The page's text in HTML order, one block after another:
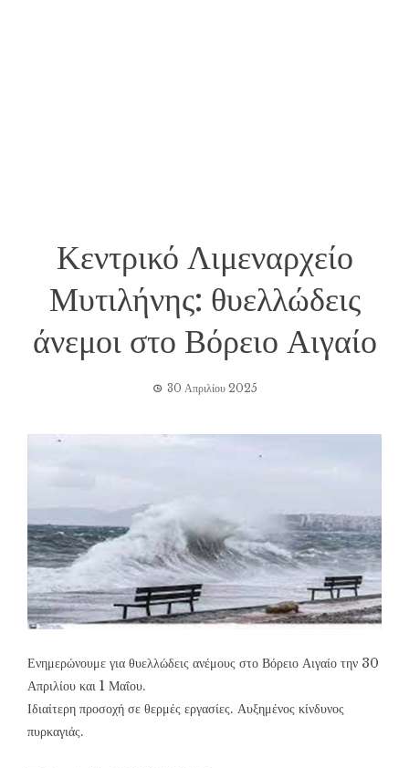
Κεντρικό Λιμεναρχείο
Μυτιλήνης: θυελλώδεις
άνεμοι στο Βόρειο Αιγαίο
30 Απριλίου 2025
Ενημερώνουμε για θυελλώδεις ανέμους στο Βόρειο Αιγαίο την 30
Απριλίου και 1 Μαΐου.
Ιδιαίτερη προσοχή σε θερμές εργασίες. Αυξημένος κίνδυνος
πυρκαγιάς.